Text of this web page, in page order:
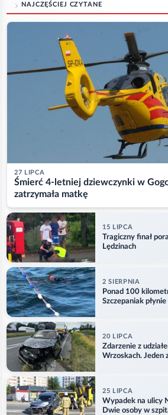
NAJCZĘŚCIEJ CZYTANE
27 LIPCA
Śmierć 4-letniej dziewczynki w
zatrzymała matkę
15 LIPCA
Tragiczny finał
Lędzinach
2 SIERPNIA
Ponad 100
Szczepaniak
20 LIPCA
Zdarzenie z
Wrzoskach. Jeden
25 LIPCA
Wypadek na ulicy
Dwie osoby w